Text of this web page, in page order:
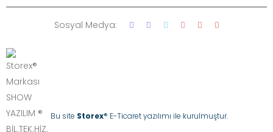
Bu site Storex® E-Ticaret yazılımı ile kurulmuştur.
Sosyal Medya: